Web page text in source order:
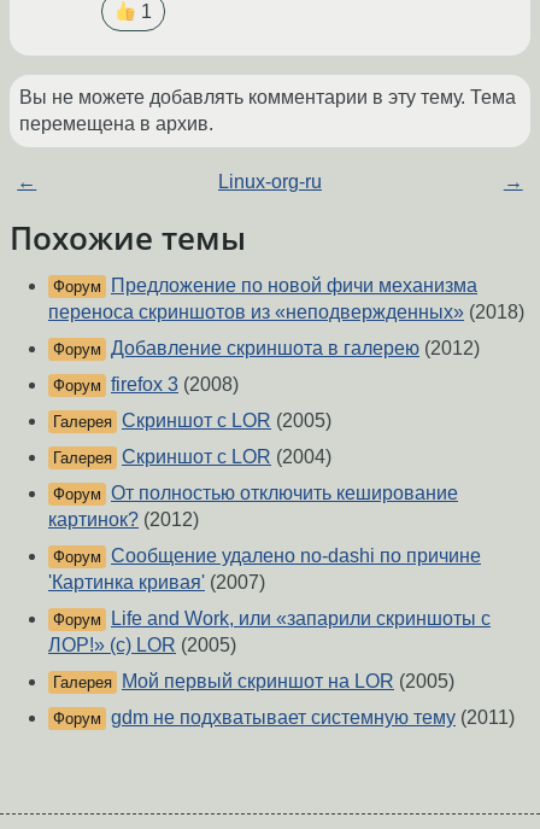
1
Вы не можете добавлять комментарии в эту тему. Тема
перемещена в архив.
← Linux-org-ru →
Похожие темы
Форум
Предложение по новой фичи механизма
переноса скриншотов из «неподвержденных» (2018)
Форум Добавление скриншота в галерею (2012)
Форум firefox 3 (2008)
Галерея Скриншот с LOR (2005)
Галерея Скриншот с LOR (2004)
Форум От полностью отключить кеширование
картинок? (2012)
Форум Сообщение удалено no-dashi по причине
'Картинка кривая' (2007)
Форум
Life and Work, или «запарили скриншоты с
ЛОР!» (с) LOR (2005)
Галерея Мой первый скриншот на LOR (2005)
Форум gdm не подхватывает системную тему (2011)